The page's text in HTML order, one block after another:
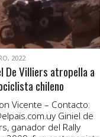
2022
De Villiers atropella a
chileno
Vicente – Contacto:
Giniel de
ganador del Rally